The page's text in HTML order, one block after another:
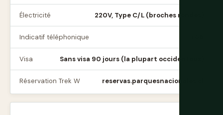
Électricité 220V, Type C/L (broches rondes)
Indicatif téléphonique
Visa Sans visa 90 jours (la plupart occidentaux)
Réservation Trek W reservas.parquesnacionales.cl